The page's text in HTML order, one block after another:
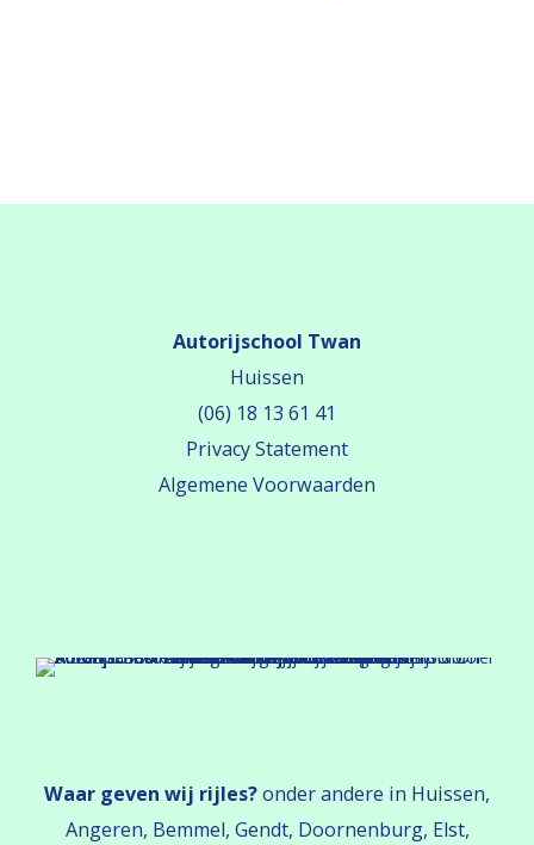
Autorijschool Twan
Huissen
(06) 18 13 61 41
Privacy Statement
Algemene Voorwaarden
Waar geven wij rijles?onder andere in Huissen,
Angeren, Bemmel, Gendt, Doornenburg, Elst,